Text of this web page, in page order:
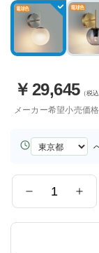
￥ 29,645（税込
メーカー希望小売価格
お
届
量